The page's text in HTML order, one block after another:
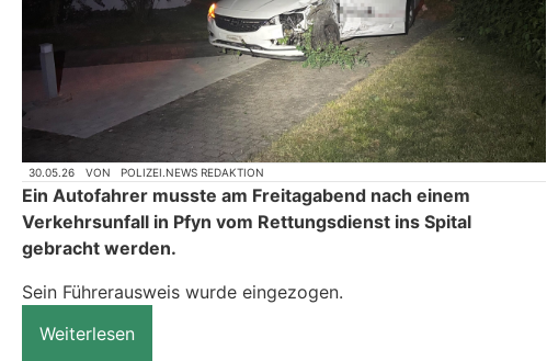
30.05.26 VON POLIZEI.NEWS REDAKTION
Ein Autofahrer musste am Freitagabend nach einem
Verkehrsunfall in Pfyn vom Rettungsdienst ins Spital
gebracht werden.
Sein Führerausweis wurde eingezogen.
Weiterlesen